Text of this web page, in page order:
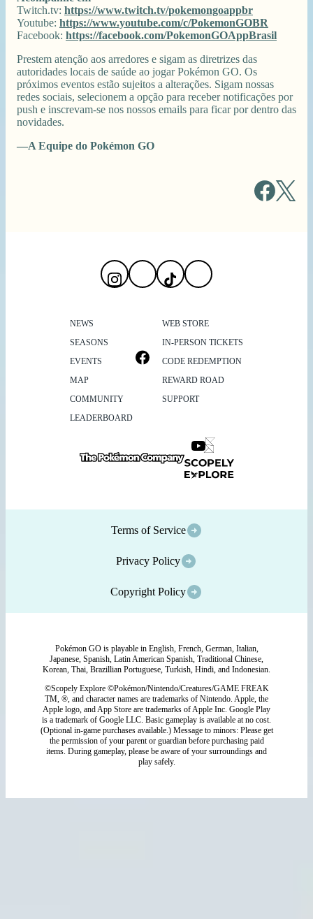
Twitch.tv: https://www.twitch.tv/pokemongoappbr
Youtube: https://www.youtube.com/c/PokemonGOBR
Facebook: https://facebook.com/PokemonGOAppBrasil
Prestem atenção aos arredores e sigam as diretrizes das
autoridades locais de saúde ao jogar Pokémon GO. Os
próximos eventos estão sujeitos a alterações. Sigam nossas
redes sociais, selecionem a opção para receber notificações por
push e inscrevam-se nos nossos emails para ficar por dentro das
novidades.
—A Equipe do Pokémon GO
NEWS
SEASONS
EVENTS
MAP
COMMUNITY
LEADERBOARD
WEB STORE
IN-PERSON TICKETS
CODE REDEMPTION
REWARD ROAD
SUPPORT
Terms of Service
Privacy Policy
Copyright Policy
Pokémon GO is playable in English, French, German, Italian,
Japanese, Spanish, Latin American Spanish, Traditional Chinese,
Korean, Thai, Brazillian Portuguese, Turkish, Hindi, and Indonesian.
©Scopely Explore ©Pokémon/Nintendo/Creatures/GAME FREAK
TM, ®, and character names are trademarks of Nintendo. Apple, the
Apple logo, and App Store are trademarks of Apple Inc. Google Play
is a trademark of Google LLC. Basic gameplay is available at no cost.
(Optional in-game purchases available.) Message to minors: Please get
the permission of your parent or guardian before purchasing paid
items. During gameplay, please be aware of your surroundings and
play safely.